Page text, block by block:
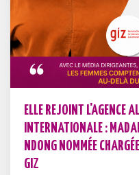
ELLE REJOINT L'AGENCE
INTERNATIONALE :
NDONG NOMMÉE
GIZ